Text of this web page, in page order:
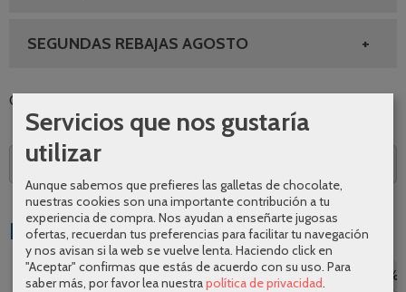
SEGUNDAS REBAJAS AGOSTO
Categoría:
Descripción
Productos Relacionados
-20 % -20 % -25 % -25 %
Servicios que nos gustaría
utilizar
Aunque sabemos que prefieres las galletas de chocolate,
nuestras cookies son una importante contribución a tu
experiencia de compra. Nos ayudan a enseñarte jugosas
ofertas, recuerdan tus preferencias para facilitar tu navegación
y nos avisan si la web se vuelve lenta. Haciendo click en
"Aceptar" confirmas que estás de acuerdo con su uso. Para
saber más, por favor lea nuestrapolítica de privacidad